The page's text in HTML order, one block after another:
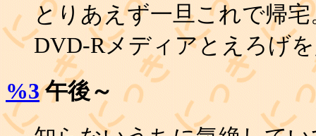
とりあえず一旦これで帰
DVD-Rメディアとえろげ
%3午後～